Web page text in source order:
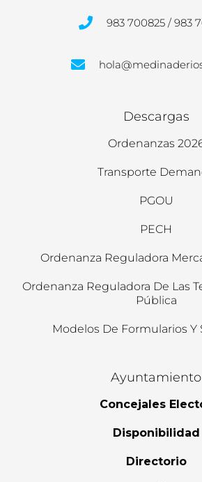
983 700825 / 983
Descargas
Ordenanzas
Transporte
PGOU
PECH
Ordenanza Reguladora
Ordenanza Reguladora De Las
Pública
Modelos De Formularios Y
Ayuntamiento
Concejales
Disponibilidad
Directorio